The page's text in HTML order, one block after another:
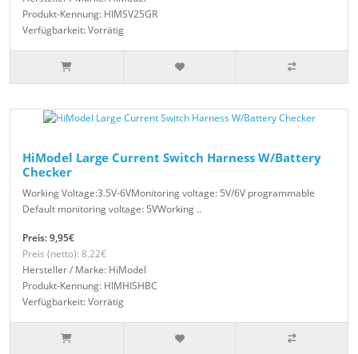
Produkt-Kennung: HIMSV25GR
Verfügbarkeit: Vorrätig
HiModel Large Current Switch Harness W/Battery
Checker
Working Voltage:3.5V-6VMonitoring voltage: 5V/6V programmable
Default monitoring voltage: 5VWorking ..
Preis: 9,95€
Preis (netto): 8,22€
Hersteller / Marke: HiModel
Produkt-Kennung: HIMHISHBC
Verfügbarkeit: Vorrätig